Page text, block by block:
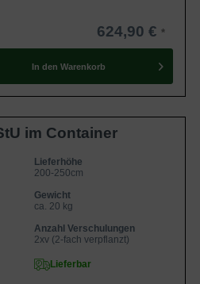
624,90 €
In den Warenkorb
im Container
Lieferhöhe
200-250cm
Gewicht
ca. 20 kg
Anzahl Verschulungen
2xv (2-fach verpflanzt)
Lieferbar